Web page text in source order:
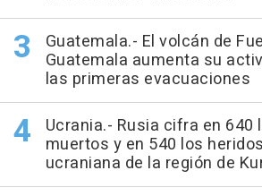
Guatemala.- El volcán de
Guatemala aumenta su
las primeras evacuaciones
Ucrania.- Rusia cifra en 640
muertos y en 540 los
ucraniana de la región de